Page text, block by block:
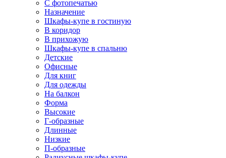
С фотопечатью
Назначение
Шкафы-купе в гостиную
В коридор
В прихожую
Шкафы-купе в спальню
Детские
Офисные
Для книг
Для одежды
На балкон
Форма
Высокие
Г-образные
Длинные
Низкие
П-образные